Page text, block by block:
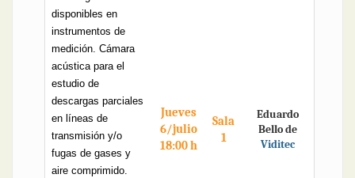
disponibles en
instrumentos de
medición. Cámara
acústica para el
estudio de
descargas parciales
en líneas de
transmisión y/o
fugas de gases y
aire comprimido.
Jueves
6/julio
18:00 h
Sala
1
Eduardo
Bello de
Viditec